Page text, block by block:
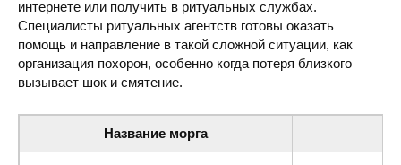
интернете или получить в ритуальных службах.
Специалисты ритуальных агентств готовы оказать
помощь и направление в такой сложной ситуации, как
организация похорон, особенно когда потеря близкого
вызывает шок и смятение.
Название морга